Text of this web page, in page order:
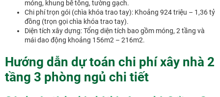
móng, khung bê tông, tường gạch.
Chi phí trọn gói (chìa khóa trao tay): Khoảng 924 triệu – 1,36 tỷ
đồng (trọn gọi chìa khóa trao tay).
Diện tích xây dựng: Tổng diện tích bao gồm móng, 2 tầng và
mái dao động khoảng 156m2 – 216m2.
Hướng dẫn dự toán chi phí xây nhà 2
tầng 3 phòng ngủ chi tiết